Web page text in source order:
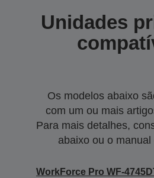
Unidades
Os modelos abaixo
com um ou mais
Para mais detalhes,
abaixo ou o
WorkForce Pro WF-